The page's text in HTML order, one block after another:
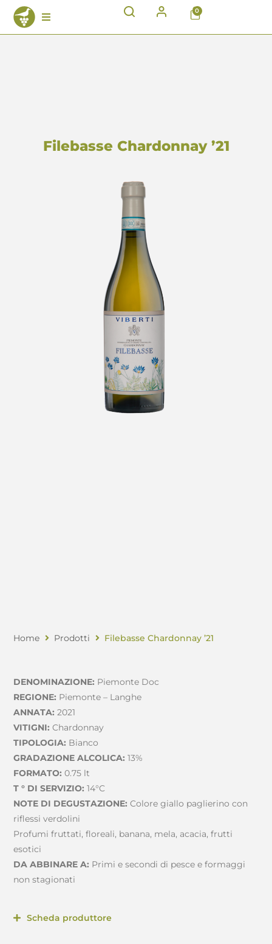
0
Filebasse Chardonnay ’21
Home Prodotti Filebasse Chardonnay ’21
DENOMINAZIONE: Piemonte Doc
REGIONE: Piemonte – Langhe
ANNATA: 2021
VITIGNI: Chardonnay
TIPOLOGIA: Bianco
GRADAZIONE ALCOLICA:13%
FORMATO: 0.75 lt
T ° DI SERVIZIO: 14°C
NOTE DI DEGUSTAZIONE: Colore giallo paglierino con
riflessi verdolini
Profumi fruttati, floreali, banana, mela, acacia, frutti
esotici
DA ABBINARE A: Primi e secondi di pesce e formaggi
non stagionati
Scheda produttore